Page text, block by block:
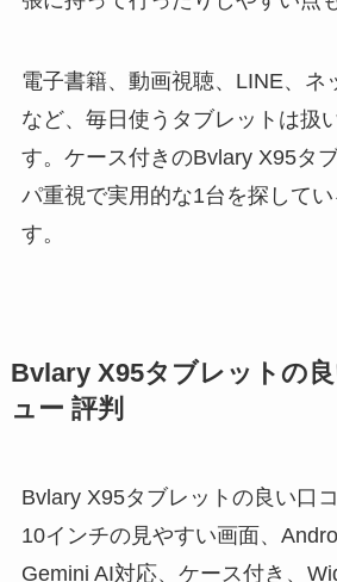
電子書籍、動画視聴、LINE、ネ
など、毎日使うタブレットは扱
す。ケース付きのBvlary X95タ
パ重視で実用的な1台を探して
す。
Bvlary X95タブレットの
ュー 評判
Bvlary X95タブレットの良い口
10インチの見やすい画面、
Gemini AI対応、ケース付き、